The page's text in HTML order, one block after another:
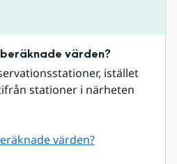
värden?
istället
stationer i närheten
värden?